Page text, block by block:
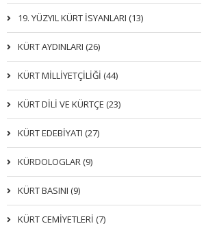
19. YÜZYIL KÜRT İSYANLARI (13)
KÜRT AYDINLARI (26)
KÜRT MİLLİYETÇİLİĞİ (44)
KÜRT DİLİ VE KÜRTÇE (23)
KÜRT EDEBİYATI (27)
KÜRDOLOGLAR (9)
KÜRT BASINI (9)
KÜRT CEMİYETLERİ (7)